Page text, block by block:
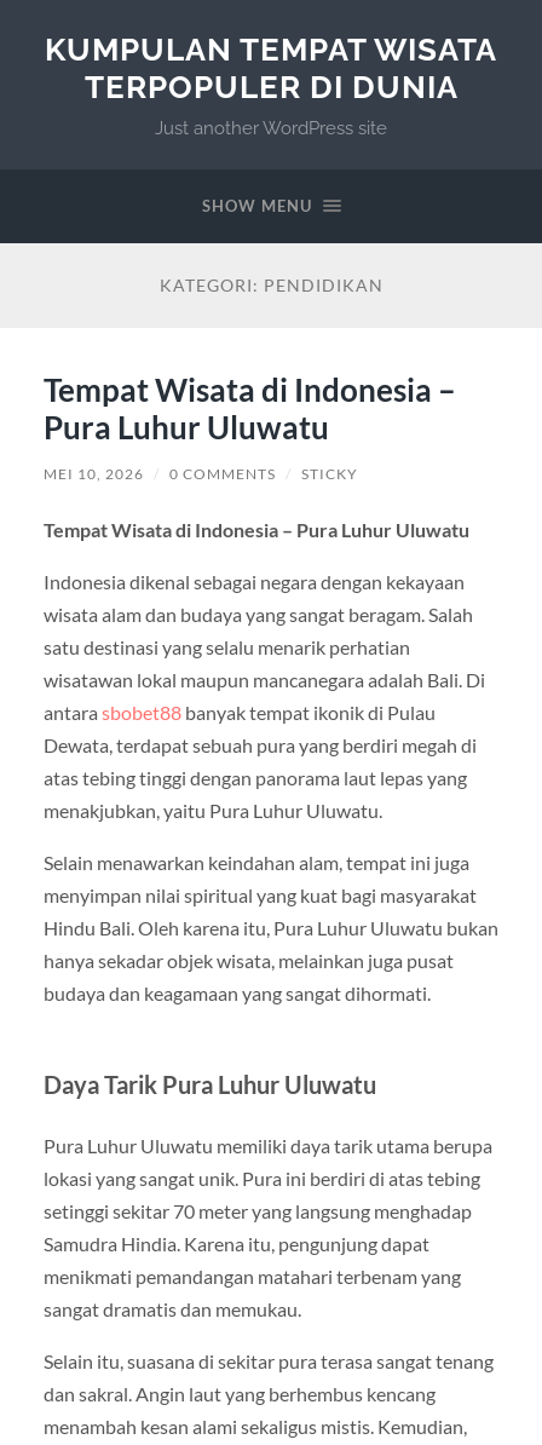
KUMPULAN TEMPAT WISATA
TERPOPULER DI DUNIA
Just another WordPress site
SHOW MENU
KATEGORI: PENDIDIKAN
Tempat Wisata di Indonesia –
Pura Luhur Uluwatu
MEI 10, 2026 / 0 COMMENTS / STICKY
Tempat Wisata di Indonesia – Pura Luhur Uluwatu
Indonesia dikenal sebagai negara dengan kekayaan
wisata alam dan budaya yang sangat beragam. Salah
satu destinasi yang selalu menarik perhatian
wisatawan lokal maupun mancanegara adalah Bali. Di
antara sbobet88banyak tempat ikonik di Pulau
Dewata, terdapat sebuah pura yang berdiri megah di
atas tebing tinggi dengan panorama laut lepas yang
menakjubkan, yaitu Pura Luhur Uluwatu
Selain menawarkan keindahan alam, tempat ini juga
menyimpan nilai spiritual yang kuat bagi masyarakat
Hindu Bali. Oleh karena itu, Pura Luhur Uluwatu bukan
hanya sekadar objek wisata, melainkan juga pusat
budaya dan keagamaan yang sangat dihormati.
Daya Tarik Pura Luhur Uluwatu
Pura Luhur Uluwatu memiliki daya tarik utama berupa
lokasi yang sangat unik. Pura ini berdiri di atas tebing
setinggi sekitar 70 meter yang langsung menghadap
Samudra Hindia. Karena itu, pengunjung dapat
menikmati pemandangan matahari terbenam yang
sangat dramatis dan memukau.
Selain itu, suasana di sekitar pura terasa sangat tenang
dan sakral. Angin laut yang berhembus kencang
menambah kesan alami sekaligus mistis. Kemudian,